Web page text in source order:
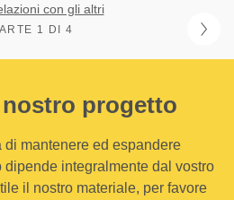
con gli altri
1 DI 4
progetto
di mantenere ed espandere
dipende integralmente dal vostro
il nostro materiale, per favore